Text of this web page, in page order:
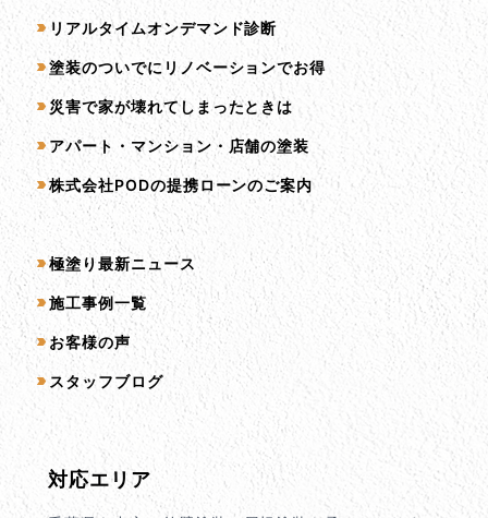
リアルタイムオンデマンド診断
塗装のついでにリノベーションでお得
災害で家が壊れてしまったときは
アパート・マンション・店舗の塗装
株式会社PODの提携ローンのご案内
コンテンツ一覧
極塗り最新ニュース
施工事例一覧
お客様の声
スタッフブログ
対応エリア